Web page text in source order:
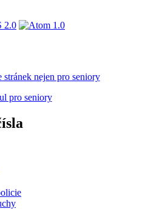
stránek nejen pro seniory